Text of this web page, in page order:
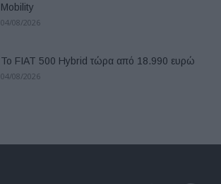
Mobility
04/08/2026
Το FIAT 500 Hybrid τώρα από 18.990 ευρώ
04/08/2026